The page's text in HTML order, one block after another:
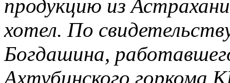
продукцию из
хотел. По
Богдашина,
Ахтубинского горкома